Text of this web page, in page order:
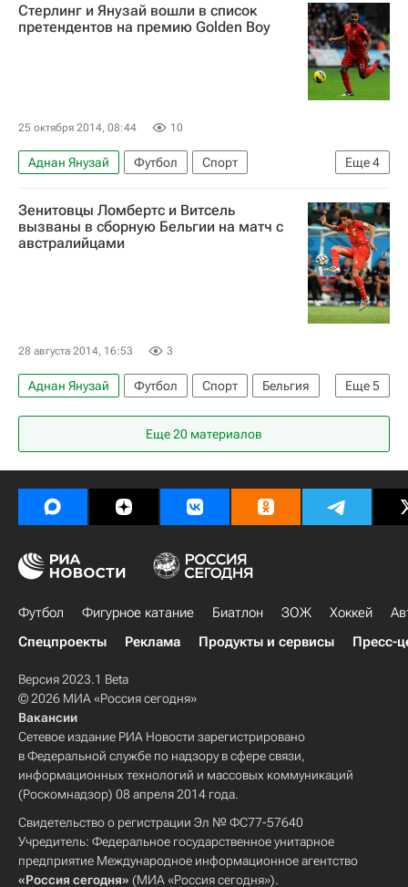
Тоттенхэм Хотспур
Манчестер Юнайтед
Стерлинг и Янузай вошли в список
претендентов на премию Golden Boy
25 октября 2014, 08:44 10
Еще4
Аднан Янузай Футбол
Спорт
Дивок Ориги
Люк Шоу
Рахим Стерлинг
Жерар Деулофеу
Зенитовцы Ломбертс и Витсель
вызваны в сборную Бельгии на матч с
австралийцами
28 августа 2014, 16:53 3
Еще5
Аднан Янузай Футбол Спорт
Бельгия
Аксель Витсель
Тибо Куртуа
Ромелу Лукаку
Николас Ломбертс
Еще 20 материалов
Футбол Фигурное катание Биатлон ЗОЖ Хоккей
Спецпроекты
Реклама Продукты и сервисы Пресс-
Версия 2023.1 Beta
© 2026 МИА «Россия сегодня»
Вакансии
Сетевое издание РИА Новости зарегистрировано
в Федеральной службе по надзору в сфере связи,
информационных технологий и массовых коммуникаций
(Роскомнадзор) 08 апреля 2014 года.
Свидетельство о регистрации Эл № ФС77-57640
Учредитель: Федеральное государственное унитарное
предприятие Международное информационное агентство
«Россия сегодня» (МИА «Россия сегодня»).